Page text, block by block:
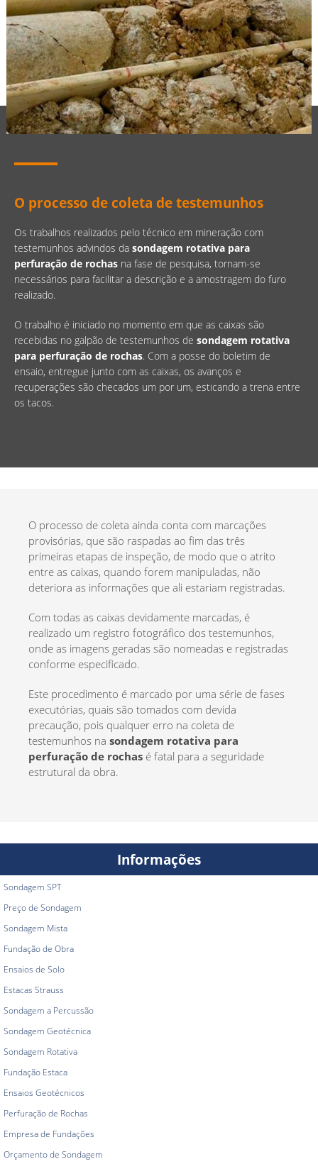
O processo de coleta de testemunhos
Os trabalhos realizados pelo técnico em mineração com
testemunhos advindos da sondagem rotativa para
perfuração de rochas na fase de pesquisa, tornam-se
necessários para facilitar a descrição e a amostragem do furo
realizado.
O trabalho é iniciado no momento em que as caixas são
recebidas no galpão de testemunhos de sondagem rotativa
para perfuração de rochas. Com a posse do boletim de
ensaio, entregue junto com as caixas, os avanços e
recuperações são checados um por um, esticando a trena entre
os tacos.
O processo de coleta ainda conta com marcações
provisórias, que são raspadas ao fim das três
primeiras etapas de inspeção, de modo que o atrito
entre as caixas, quando forem manipuladas, não
deteriora as informações que ali estariam registradas.
Com todas as caixas devidamente marcadas, é
realizado um registro fotográfico dos testemunhos,
onde as imagens geradas são nomeadas e registradas
conforme especificado.
Este procedimento é marcado por uma série de fases
executórias, quais são tomados com devida
precaução, pois qualquer erro na coleta de
testemunhos na sondagem rotativa para
perfuração de rochas é fatal para a seguridade
estrutural da obra.
Informações
Sondagem SPT
Preço de Sondagem
Sondagem Mista
Fundação de Obra
Ensaios de Solo
Estacas Strauss
Sondagem a Percussão
Sondagem Geotécnica
Sondagem Rotativa
Fundação Estaca
Ensaios Geotécnicos
Perfuração de Rochas
Empresa de Fundações
Orçamento de Sondagem